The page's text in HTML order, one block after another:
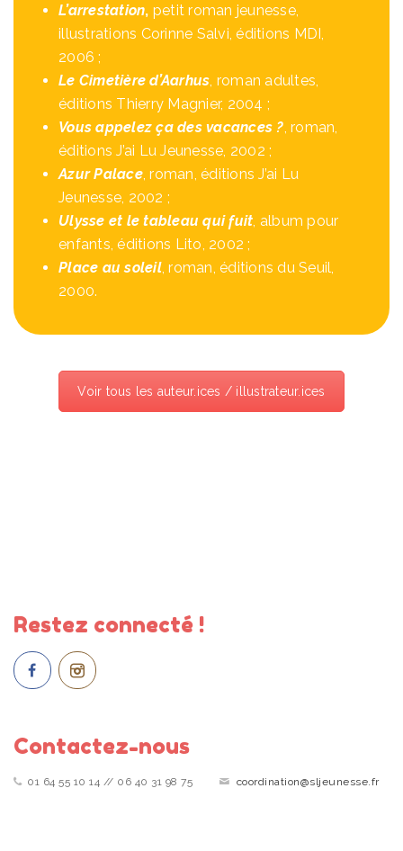
L’arrestation, petit roman jeunesse,
illustrations Corinne Salvi, éditions MDI,
2006 ;
Le Cimetière d’Aarhus, roman adultes,
éditions Thierry Magnier, 2004 ;
Vous appelez ça des vacances ?, roman,
éditions J’ai Lu Jeunesse, 2002 ;
Azur Palace, roman, éditions J’ai Lu
Jeunesse, 2002 ;
Ulysse et le tableau qui fuit, album pour
enfants, éditions Lito, 2002 ;
Place au soleil, roman, éditions du Seuil,
2000.
Voir tous les auteur.ices / illustrateur.ices
Restez connecté !
Contactez-nous
01 64 55 10 14 // 06 40 31 98 75 coordination@sljeunesse.fr